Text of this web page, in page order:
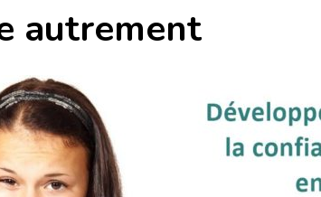
autrement